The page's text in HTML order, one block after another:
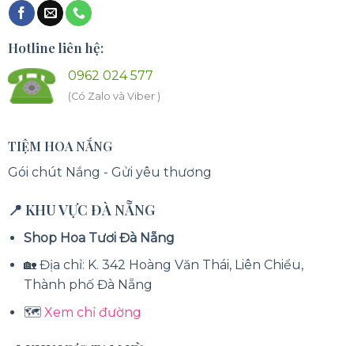
Hotline liên hệ:
0962 024 577
(Có Zalo và Viber )
TIỆM HOA NẮNG
Gói chút Nắng - Gửi yêu thương
📍 KHU VỰC ĐÀ NẴNG
Shop Hoa Tươi Đà Nẵng
🏡 Địa chỉ: K. 342 Hoàng Văn Thái, Liên Chiểu,
Thành phố Đà Nẵng
🗺️Xem chỉ đường